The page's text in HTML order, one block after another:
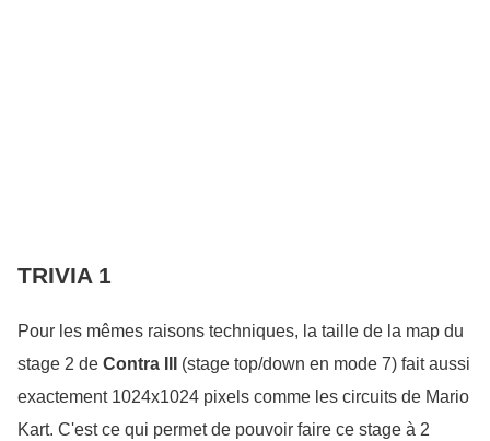
TRIVIA 1
Pour les mêmes raisons techniques, la taille de la map du
stage 2 de Contra III
(stage top/down en mode 7) fait aussi
exactement 1024x1024 pixels comme les circuits de Mario
Kart. C'est ce qui permet de pouvoir faire ce stage à 2